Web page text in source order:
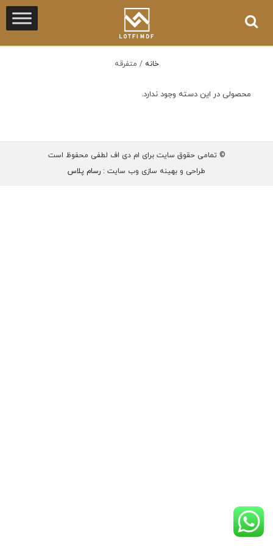
خانه / متفرقه
محصولی در این دسته وجود ندارد.
© تمامی حقوق سایت برای ام دی اف لطفی محفوظ است
طراحی و بهینه سازی وب سایت : رسام پلاس